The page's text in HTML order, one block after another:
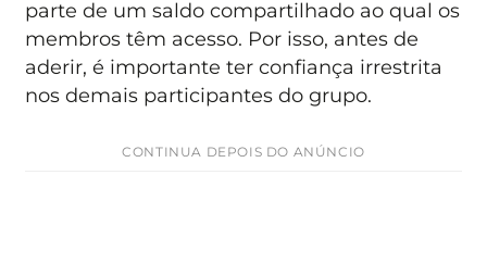
parte de um saldo compartilhado ao qual os
membros têm acesso. Por isso, antes de
aderir, é importante ter confiança irrestrita
nos demais participantes do grupo.
CONTINUA DEPOIS DO ANÚNCIO